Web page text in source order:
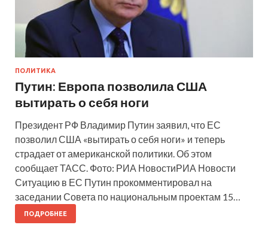
ПОЛИТИКА
Путин: Европа позволила США
вытирать о себя ноги
Президент РФ Владимир Путин заявил, что ЕС
позволил США «вытирать о себя ноги» и теперь
страдает от американской политики. Об этом
сообщает ТАСС. Фото: РИА НовостиРИА Новости
Ситуацию в ЕС Путин прокомментировал на
заседании Совета по национальным проектам 15…
ПОДРОБНЕЕ